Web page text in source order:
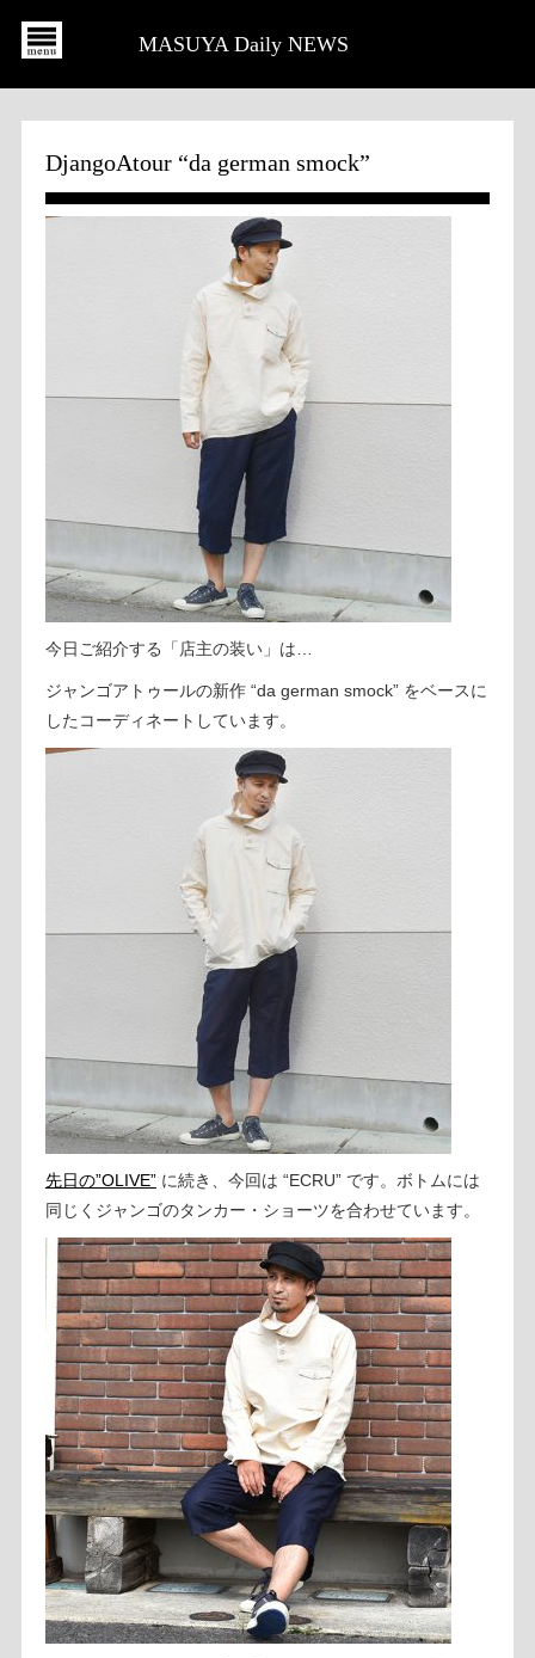
MASUYA Daily NEWS
DjangoAtour “da german smock”
今日ご紹介する「店主の装い」は…
ジャンゴアトゥールの新作 “da german smock” をベースに
したコーディネートしています。
先日の”OLIVE”に続き、今回は “ECRU” です。ボトムには
同じくジャンゴのタンカー・ショーツを合わせています。